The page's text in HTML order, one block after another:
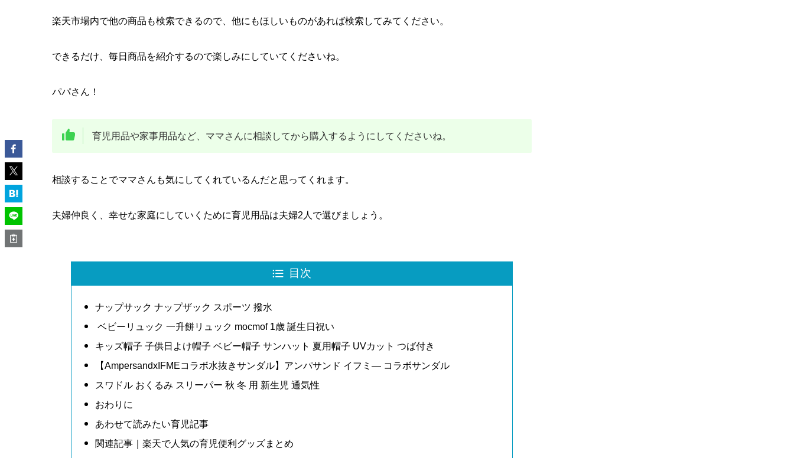
楽天市場内で他の商品も検索できるので、他にもほしいものがあれば検索してみてください。
できるだけ、毎日商品を紹介するので楽しみにしていてくださいね。
パパさん！
育児用品や家事用品など、ママさんに相談してから購入するようにしてくださいね。
相談することでママさんも気にしてくれているんだと思ってくれます。
夫婦仲良く、幸せな家庭にしていくために育児用品は夫婦2人で選びましょう。
目次
ナップサック ナップザック スポーツ 撥水
ベビーリュック 一升餅リュック mocmof 1歳 誕生日祝い
キッズ帽子 子供日よけ帽子 ベビー帽子 サンハット 夏用帽子 UVカット つば付き
【AmpersandxIFMEコラボ水抜きサンダル】アンパサンド イフミ― コラボサンダル
スワドル おくるみ スリーパー 秋 冬 用 新生児 通気性
おわりに
あわせて読みたい育児記事
関連記事｜楽天で人気の育児便利グッズまとめ